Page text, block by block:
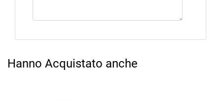
Hanno Acquistato anche